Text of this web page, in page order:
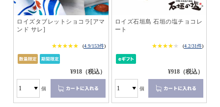
ロイズタブレットショコラ[アマ
ンド サレ]
★★★★★
★★★★★ (4.9/153件)
¥918（税込）
個
ロイズ石垣島 石垣の塩チョコレ
ート
★★★★★
★★★★★ (4.2/31件)
¥918（税込）
個